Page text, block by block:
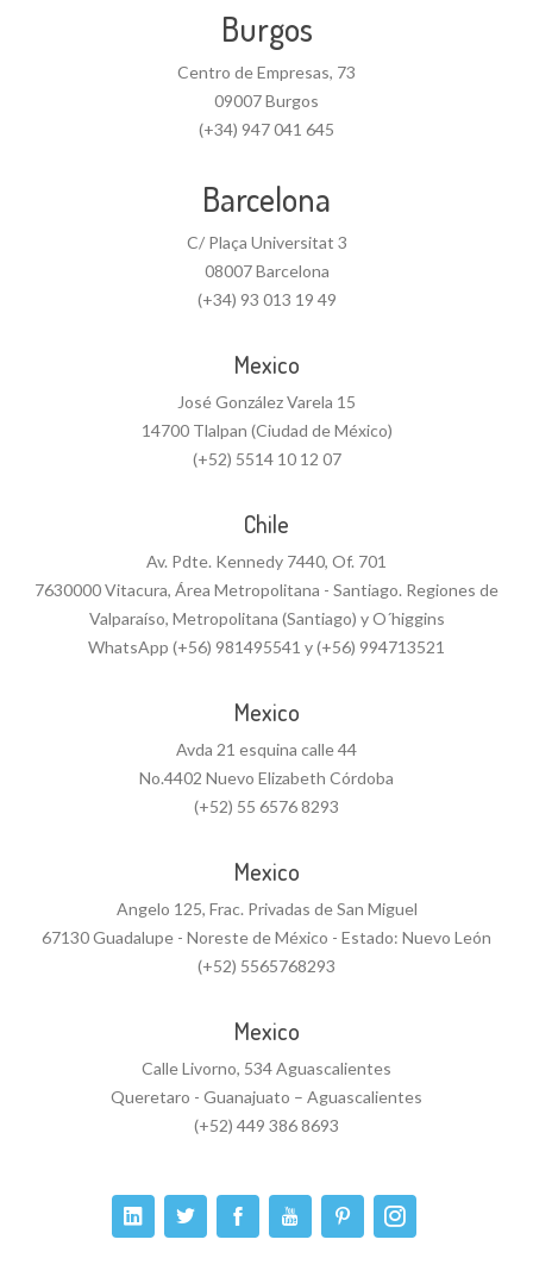
Burgos
Centro de Empresas, 73
09007 Burgos
(+34) 947 041 645
Barcelona
C/ Plaça Universitat 3
08007 Barcelona
(+34) 93 013 19 49
Mexico
José González Varela 15
14700 Tlalpan (Ciudad de México)
(+52) 5514 10 12 07
Chile
Av. Pdte. Kennedy 7440, Of. 701
7630000 Vitacura, Área Metropolitana - Santiago. Regiones de
Valparaíso, Metropolitana (Santiago) y O´higgins
WhatsApp (+56) 981495541 y (+56) 994713521
Mexico
Avda 21 esquina calle 44
No.4402 Nuevo Elizabeth Córdoba
(+52) 55 6576 8293
Mexico
Angelo 125, Frac. Privadas de San Miguel
67130 Guadalupe - Noreste de México - Estado: Nuevo León
(+52) 5565768293
Mexico
Calle Livorno, 534 Aguascalientes
Queretaro - Guanajuato – Aguascalientes
(+52) 449 386 8693